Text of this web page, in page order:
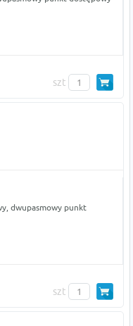
szt
dwupasmowy punkt
szt